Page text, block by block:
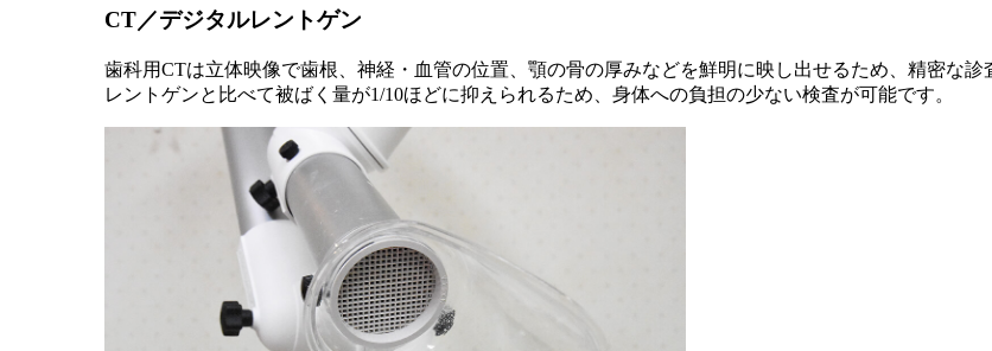
CT／デジタルレントゲン
歯科用CTは立体映像で歯根、神経・血管の位置、顎の骨の厚みなどを鮮明に映し出せるため、精密な
レントゲンと比べて被ばく量が1/10ほどに抑えられるため、身体への負担の少ない検査が可能です。